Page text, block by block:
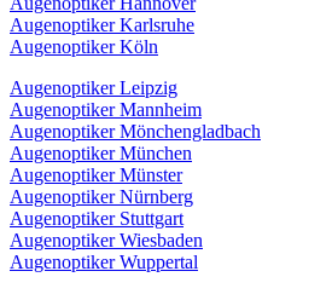
Augenoptiker Karlsruhe
Augenoptiker Köln
Augenoptiker Leipzig
Augenoptiker Mannheim
Augenoptiker Mönchengladbach
Augenoptiker München
Augenoptiker Münster
Augenoptiker Nürnberg
Augenoptiker Stuttgart
Augenoptiker Wiesbaden
Augenoptiker Wuppertal